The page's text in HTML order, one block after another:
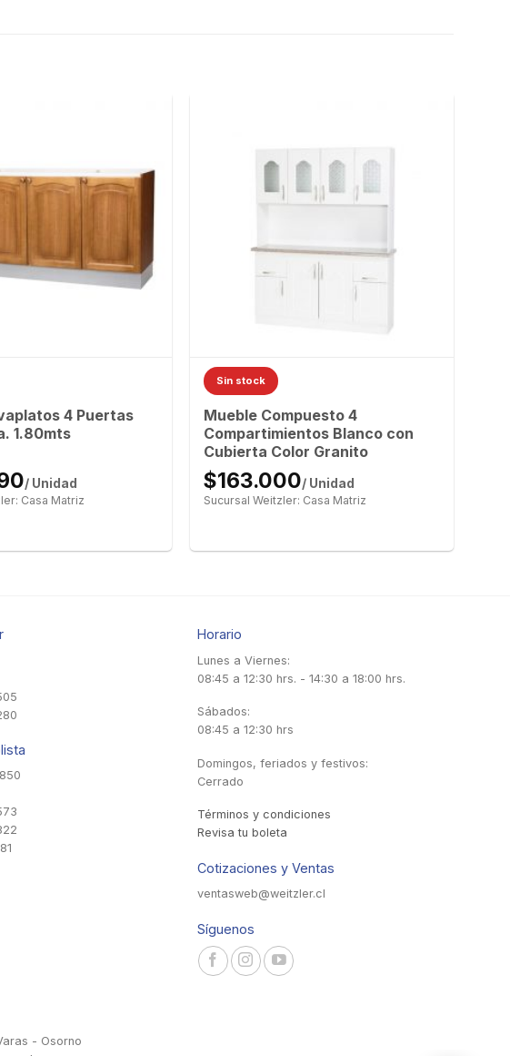
4 Puertas
1.80mts
/ Unidad
Casa Matriz
Sin stock
Mueble Compuesto 4
Compartimientos Blanco con
Cubierta Color Granito
$163.000/ Unidad
Sucursal Weitzler: Casa Matriz
Horario
Lunes a Viernes:
08:45 a 12:30 hrs. - 14:30 a 18:00 hrs.
Sábados:
08:45 a 12:30 hrs
Domingos, feriados y festivos:
Cerrado
Términos y condiciones
Revisa tu boleta
Cotizaciones y Ventas
ventasweb@weitzler.cl
Síguenos
- Osorno